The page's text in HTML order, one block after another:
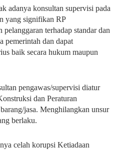
adanya konsultan supervisi pada
yang signifikan RP
terhadap standar dan
pemerintah dan dapat
baik secara hukum maupun
pengawas/supervisi diatur
dan Peraturan
jasa. Menghilangkan unsur
berlaku.
celah korupsi Ketiadaan